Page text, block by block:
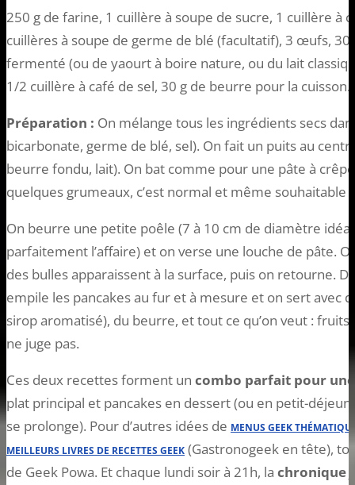
250 g de farine, 1 cuillère à soupe de sucre, 1 cuillère à
cuillères à soupe de germe de blé (facultatif), 3 œufs,
fermenté (ou de yaourt à boire nature, ou du lait
1/2 cuillère à café de sel, 30 g de beurre pour la cuisson.
Préparation : On mélange tous les ingrédients secs
bicarbonate, germe de blé, sel). On fait un puits au
beurre fondu, lait). On bat comme pour une pâte à
quelques grumeaux, c’est normal et même souhaitable
On beurre une petite poêle (7 à 10 cm de diamètre
parfaitement l’affaire) et on verse une louche de pâte.
des bulles apparaissent à la surface, puis on retourne.
empile les pancakes au fur et à mesure et on sert avec
sirop aromatisé), du beurre, et tout ce qu’on veut :
ne juge pas.
Ces deux recettes forment un combo parfait pour
plat principal et pancakes en dessert (ou en petit-
se prolonge). Pour d’autres idées de MENUS GEEK
MEILLEURS LIVRES DE RECETTES GEEK (Gastronogeek en tête),
de Geek Powa. Et chaque lundi soir à 21h, la chronique